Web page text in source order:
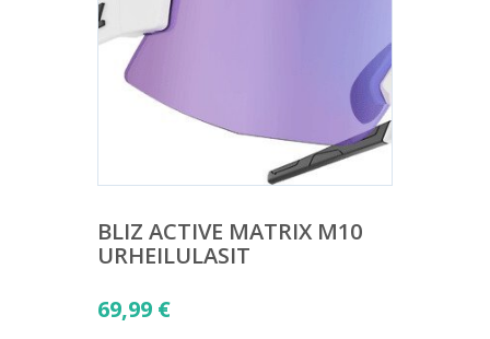
BLIZ ACTIVE MATRIX M10
URHEILULASIT
69,99 €